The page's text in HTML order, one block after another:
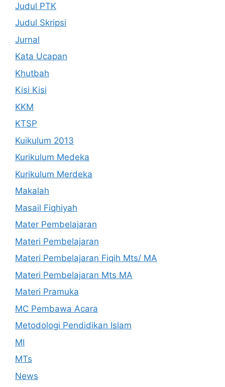
Judul PTK
Judul Skripsi
Jurnal
Kata Ucapan
Khutbah
Kisi Kisi
KKM
KTSP
Kuikulum 2013
Kurikulum Medeka
Kurikulum Merdeka
Makalah
Masail Fiqhiyah
Mater Pembelajaran
Materi Pembelajaran
Materi Pembelajaran Fiqih Mts/ MA
Materi Pembelajaran Mts MA
Materi Pramuka
MC Pembawa Acara
Metodologi Pendidikan Islam
MI
MTs
News